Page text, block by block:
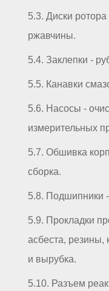
5.3. Диски ротора
ржавчины.
5.4. Заклепки -
5.5. Канавки
5.6. Насосы -
измерительных
5.7. Обшивка
сборка.
5.8. Подшипники
5.9. Прокладки
асбеста, резины,
и вырубка.
5.10. Разъем